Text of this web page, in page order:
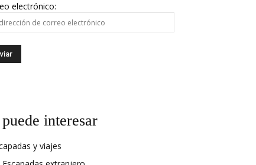
electrónico:
interesar
y viajes